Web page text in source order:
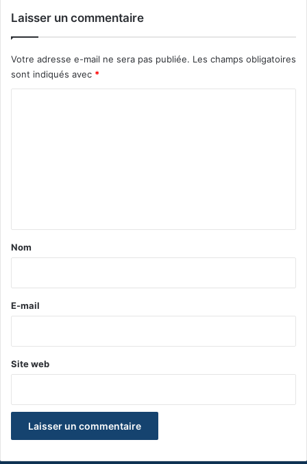
Laisser un commentaire
Votre adresse e-mail ne sera pas publiée. Les champs obligatoires
sont indiqués avec *
a
e
Nom
E-mail
Site web